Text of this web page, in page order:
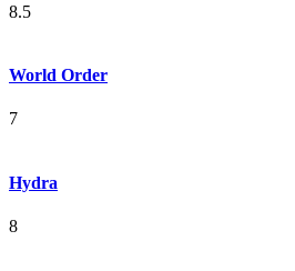
8.5
World Order
7
Hydra
8